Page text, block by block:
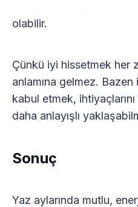
olabilir.
Çünkü iyi hissetmek her
anlamına gelmez. Bazen
kabul etmek,
daha anlayışlı
Sonuç
Yaz aylarında mutlu,